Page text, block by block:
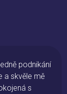
podnikání
a skvěle mě
s